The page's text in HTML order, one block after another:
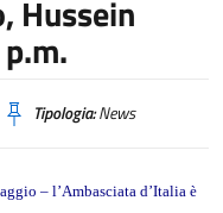
Hussein
Tipologia:News
– l’Ambasciata d’Italia è